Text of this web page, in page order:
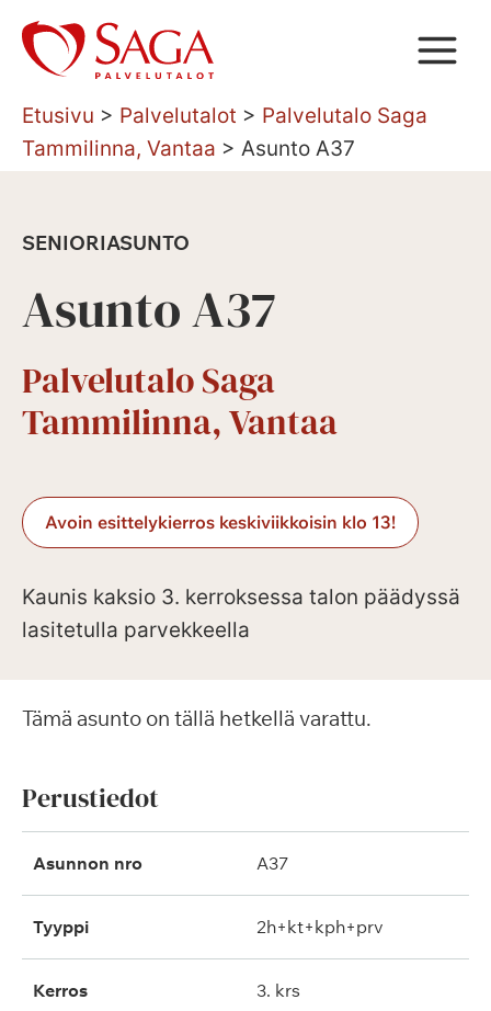
Siirry
sisältöön
Etusivu > Palvelutalot > Palvelutalo Saga
Tammilinna, Vantaa > Asunto A37
SENIORIASUNTO
Asunto A37
Palvelutalo Saga
Tammilinna, Vantaa
Avoin esittelykierros keskiviikkoisin klo 13!
Kaunis kaksio 3. kerroksessa talon päädyssä
lasitetulla parvekkeella
Tämä asunto on tällä hetkellä varattu.
Perustiedot
Asunnon nro A37
Tyyppi 2h+kt+kph+prv
Kerros 3. krs